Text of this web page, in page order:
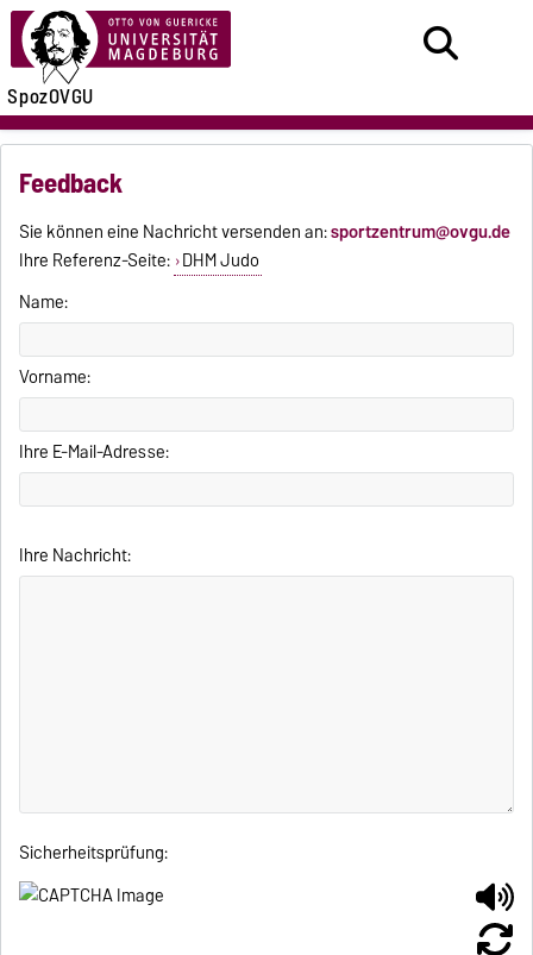
SpozOVGU
Feedback
Sie können eine Nachricht versenden an:sportzentrum@ovgu.de
Ihre Referenz-Seite: DHM Judo
Name:
Vorname:
Ihre E-Mail-Adresse:
Ihre Nachricht:
Sicherheitsprüfung: